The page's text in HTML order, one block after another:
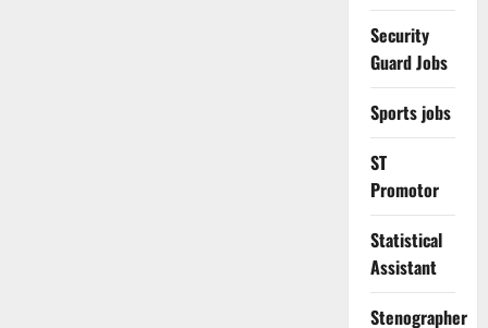
Security
Guard Jobs
Sports jobs
ST
Promotor
Statistical
Assistant
Stenographer